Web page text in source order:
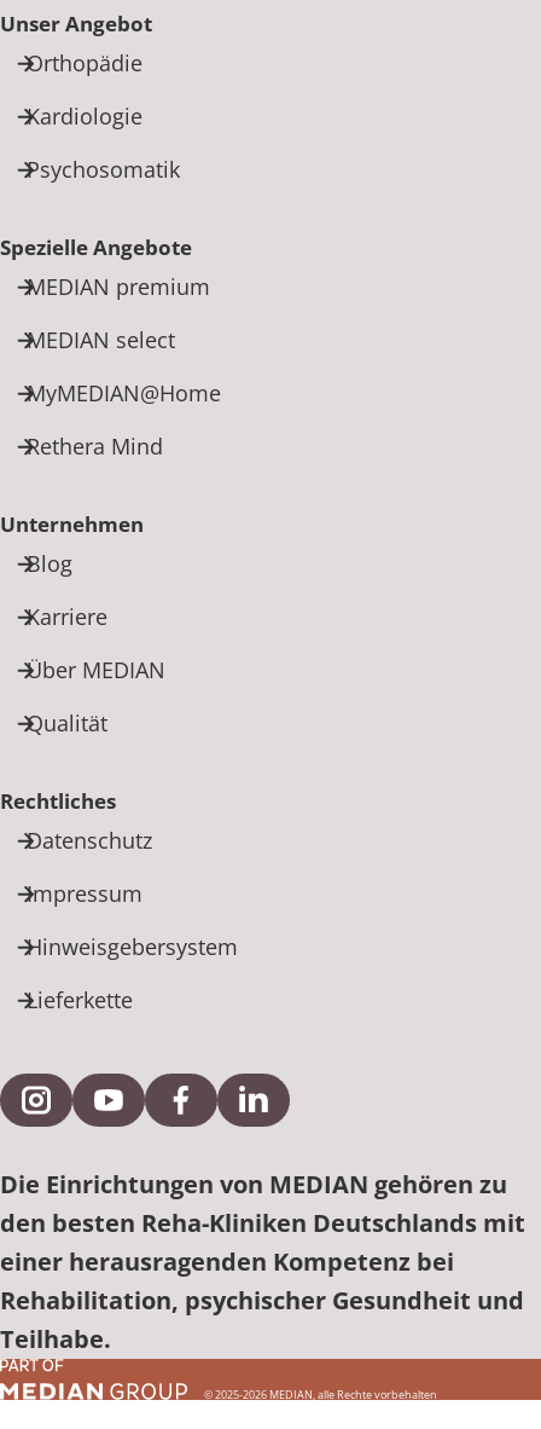
Unser Angebot
Orthopädie
Kardiologie
Psychosomatik
Spezielle Angebote
MEDIAN premium
MEDIAN select
MyMEDIAN@Home
Rethera Mind
Unternehmen
Blog
Karriere
Über MEDIAN
Qualität
Rechtliches
Datenschutz
Impressum
Hinweisgebersystem
Lieferkette
Externe Verlinkung zu Instagram
Externe Verlinkung zu YouTube
Externe Verlinkung zu Facebook
Externe Verlinkung zu
Die Einrichtungen von MEDIAN gehören zu
den besten Reha-Kliniken Deutschlands mit
einer herausragenden Kompetenz bei
Rehabilitation, psychischer Gesundheit und
Teilhabe.
© 2025-2026 MEDIAN, alle Rechte vorbehalten